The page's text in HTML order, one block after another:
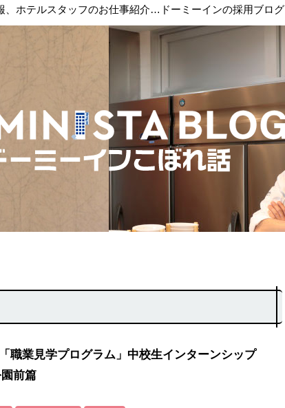
、ホテルスタッフのお仕事紹介…ドーミーインの採用ブログ
職業見学プログラム」中校生インターンシップ
前篇